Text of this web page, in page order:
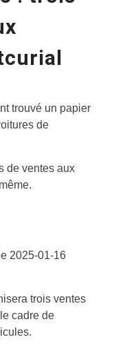
trouvé un papier
de
de ventes aux
2025-01-16
trois ventes
cadre de